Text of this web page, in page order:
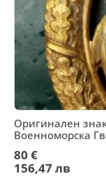
Оригинален
Военноморска
80 €
156,47 лв